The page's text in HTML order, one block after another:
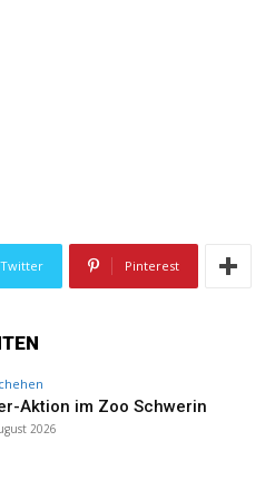
Twitter Pinterest
Aktion im Zoo Schwerin
2026